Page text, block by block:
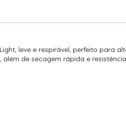
leve e respirável, perfeito para
de secagem rápida e